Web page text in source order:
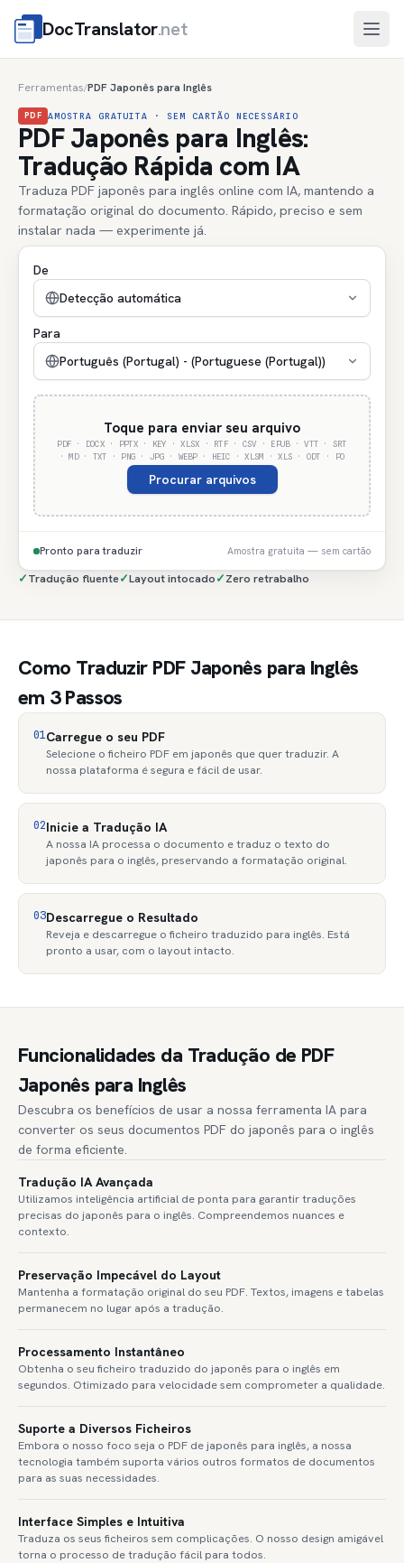
DocTranslator.net Abrir
Ferramentas/PDF Japonês para Inglês
PDF AMOSTRA GRATUITA · SEM CARTÃO NECESSÁRIO
PDF Japonês para Inglês:
Tradução Rápida com IA
Traduza PDF japonês para inglês online com IA, mantendo a
formatação original do documento. Rápido, preciso e sem
instalar nada — experimente já.
De
Detecção automática
Para
Português (Portugal) - (Portuguese (Portugal))
Toque para enviar seu arquivo
PDF · DOCX · PPTX · KEY · XLSX · RTF · CSV · EPUB · VTT · SRT
· MD · TXT · PNG · JPG · WEBP · HEIC · XLSM · XLS · ODT · PO
Procurar arquivos
Pronto para traduzir Amostra gratuita — sem cartão
✓Tradução fluente✓Layout intocado✓Zero retrabalho
Como Traduzir PDF Japonês para Inglês
em 3 Passos
01Carregue o seu PDF
Selecione o ficheiro PDF em japonês que quer traduzir. A
nossa plataforma é segura e fácil de usar.
02Inicie a Tradução IA
A nossa IA processa o documento e traduz o texto do
japonês para o inglês, preservando a formatação original.
03Descarregue o Resultado
Reveja e descarregue o ficheiro traduzido para inglês. Está
pronto a usar, com o layout intacto.
Funcionalidades da Tradução de PDF
Japonês para Inglês
Descubra os benefícios de usar a nossa ferramenta IA para
converter os seus documentos PDF do japonês para o inglês
de forma eficiente.
Tradução IA Avançada
Utilizamos inteligência artificial de ponta para garantir traduções
precisas do japonês para o inglês. Compreendemos nuances e
contexto.
Preservação Impecável do Layout
Mantenha a formatação original do seu PDF. Textos, imagens e tabelas
permanecem no lugar após a tradução.
Processamento Instantâneo
Obtenha o seu ficheiro traduzido do japonês para o inglês em
segundos. Otimizado para velocidade sem comprometer a qualidade.
Suporte a Diversos Ficheiros
Embora o nosso foco seja o PDF de japonês para inglês, a nossa
tecnologia também suporta vários outros formatos de documentos
para as suas necessidades.
Interface Simples e Intuitiva
Traduza os seus ficheiros sem complicações. O nosso design amigável
torna o processo de tradução fácil para todos.